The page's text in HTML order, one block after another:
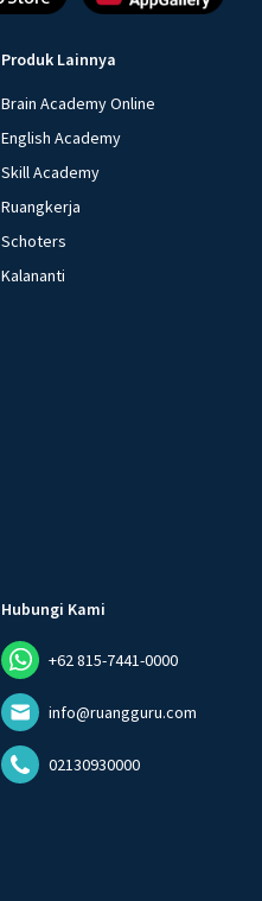
Produk Lainnya
Brain Academy Online
English Academy
Skill Academy
Ruangkerja
Schoters
Kalananti
Hubungi Kami
+62 815-7441-0000
info@ruangguru.com
02130930000